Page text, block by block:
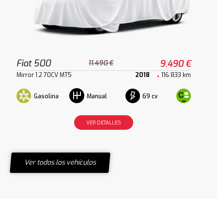
Fiat 500 11.490 € 9.490 €
Mirror 1.2 70CV MT5 2018 116.833 km
Gasolina Manual 69 cv
VER DETALLES
Ver todos los vehículos